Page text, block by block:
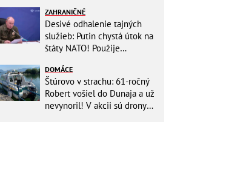
zraneniami!
ZAHRANIČNÉ
Desivé odhalenie tajných
služieb: Putin chystá útok na
štáty NATO! Použije
DOMÁCE
Štúrovo v strachu: 61-ročný
Robert vošiel do Dunaja a už
nevynoril! V akcii sú drony